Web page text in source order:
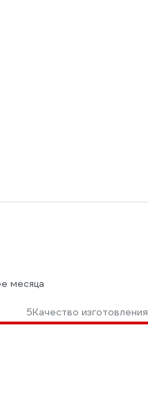
месяца
5Качество изготовления